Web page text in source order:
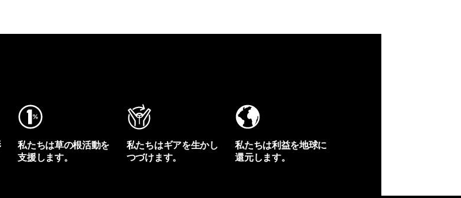
私たちは草の根活動を
支援します。
私たちはギアを生かし
つづけます。
私たちは利益を地球に
還元します。